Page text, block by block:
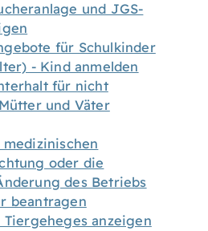
und JGS-
für Schulkinder
- Kind anmelden
für nicht
und Väter
oder die
des Betriebs
beantragen
anzeigen